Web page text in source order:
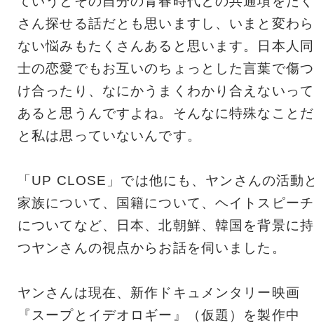
さん探せる話だとも思いますし、いまと変わら
ない悩みもたくさんあると思います。日本人同
士の恋愛でもお互いのちょっとした言葉で傷つ
け合ったり、なにかうまくわかり合えないって
あると思うんですよね。そんなに特殊なことだ
と私は思っていないんです。
「UP CLOSE」では他にも、ヤンさんの活動
家族について、国籍について、ヘイトスピーチ
についてなど、日本、北朝鮮、韓国を背景に持
つヤンさんの視点からお話を伺いました。
ヤンさんは現在、新作ドキュメンタリー映画
『スープとイデオロギー』（仮題）を製作中